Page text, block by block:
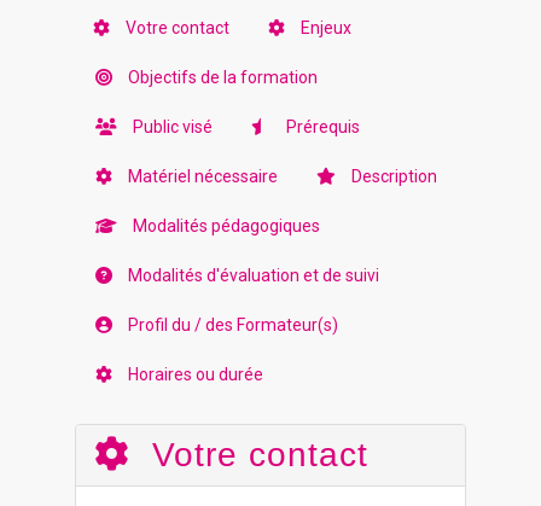
Votre contact Enjeux
Objectifs de la formation
Public visé Prérequis
Matériel nécessaire Description
Modalités pédagogiques
Modalités d'évaluation et de suivi
Profil du / des Formateur(s)
Horaires ou durée
Votre contact